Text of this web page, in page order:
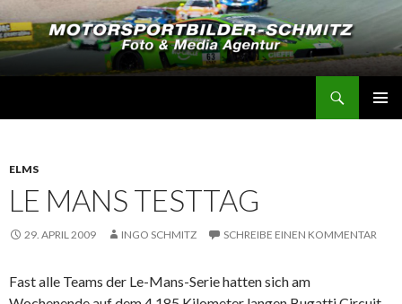
ELMS
LE MANS TESTTAG
29. APRIL 2009 INGO SCHMITZ SCHREIBE EINEN KOMMENTAR
Fast alle Teams der Le-Mans-Serie hatten sich am